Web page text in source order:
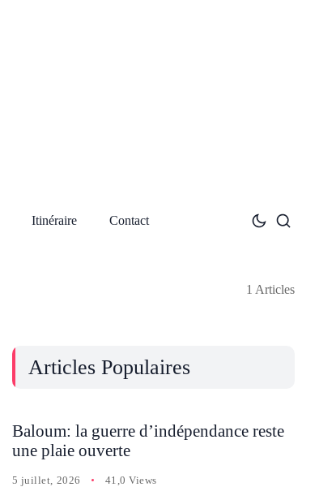
Itinéraire Contact
1 Articles
Articles Populaires
Baloum: la guerre d’indépendance reste
une plaie ouverte
5 juillet, 2026 41,0 Views